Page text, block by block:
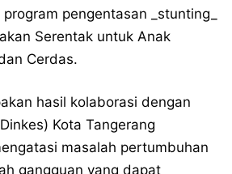
pengentasan _stunting_
Serentak untuk Anak
Cerdas.
hasil kolaborasi dengan
Kota Tangerang
masalah pertumbuhan
gangguan yang dapat